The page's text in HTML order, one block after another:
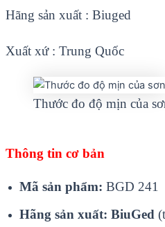
Hãng sản xuất : Biuged
Xuất xứ : Trung Quốc
Thước đo độ mịn của
Thông tin cơ bản
Mã sản phẩm: BGD 241
Hãng sản xuất: BiuGed